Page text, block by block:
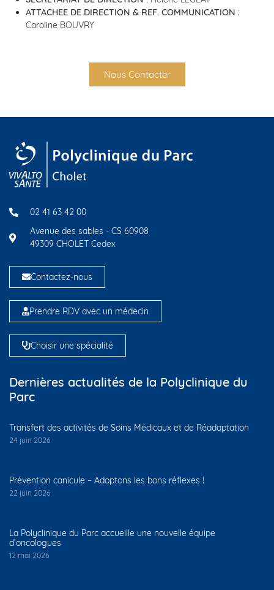
ATTACHEE DE DIRECTION & REF. COMMUNICATION :
Caroline BOUVRY
Nous Contacter
02 41 63 42 00
Avenue des sables - CS 60908
49309 CHOLET Cedex
Contactez-nous
Prendre RDV avec un médecin
Choisir une spécialité
Dernières actualités de la Polyclinique du
Parc
Transfert des activités de Soins Médicaux et de Réadaptation
24 juin 2026
Prévention canicule – Adoptons les bons réflexes !
22 juin 2026
La Polyclinique du Parc accueille une nouvelle équipe
d’oncologues
12 mai 2026